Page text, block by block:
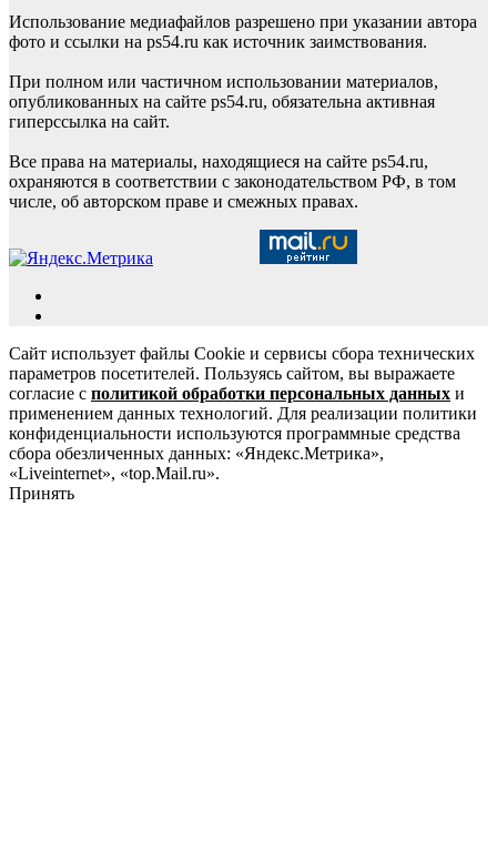
Использование медиафайлов разрешено при указании автора
фото и ссылки на ps54.ru как источник заимствования.
При полном или частичном использовании материалов,
опубликованных на сайте ps54.ru, обязательна активная
гиперссылка на сайт.
Все права на материалы, находящиеся на сайте ps54.ru,
охраняются в соответствии с законодательством РФ, в том
числе, об авторском праве и смежных правах.
Сайт использует файлы Cookie и сервисы сбора технических
параметров посетителей. Пользуясь сайтом, вы выражаете
согласие с политикой обработки персональных данных и
применением данных технологий. Для реализации политики
конфиденциальности используются программные средства
сбора обезличенных данных: «Яндекс.Метрика»,
«Liveinternet», «top.Mail.ru».
Принять